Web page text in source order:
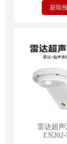
获取
雷达超